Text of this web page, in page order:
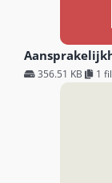
356.51 KB 1